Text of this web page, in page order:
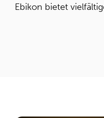
Ebikon bietet